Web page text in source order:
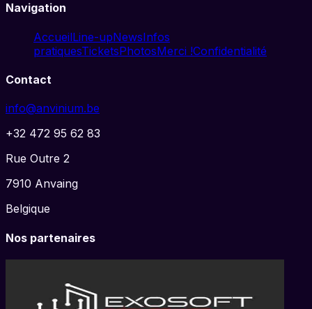
Navigation
AccueilLine-upNewsInfos
pratiquesTicketsPhotosMerci !Confidentialité
Contact
info@anvinium.be
+32 472 95 62 83
Rue Outre 2
7910 Anvaing
Belgique
Nos partenaires